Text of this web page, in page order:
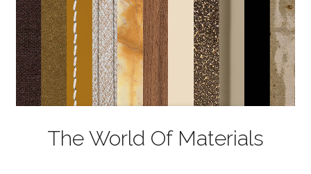
The World Of Materials